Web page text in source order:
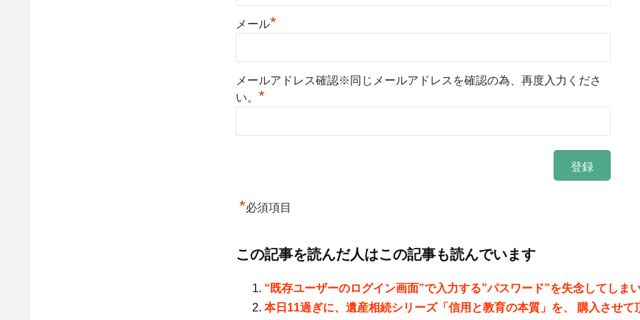
メール*
メールアドレス確認※同じメールアドレスを確認の為、再度入力くださ
い。 *
*必須項目
この記事を読んだ人はこの記事も読んでいます
“既存ユーザーのログイン画面”で入力する”パスワード”を失念してしまい
本日11過ぎに、遺産相続シリーズ「信用と教育の本質」を、 購入させて